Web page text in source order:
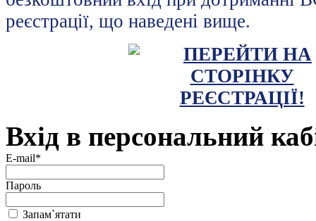
реєстрації, що наведені вище.
Вхід в персональний
E-mail*
Пароль
Запам`ятати